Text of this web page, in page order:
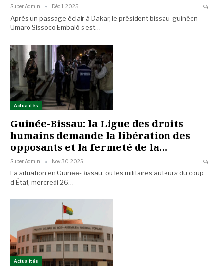
Super Admin Déc 1, 2025
Après un passage éclair à Dakar, le président bissau-guinéen
Umaro Sissoco Embaló s’est…
Actualités
Guinée-Bissau: la Ligue des droits
humains demande la libération des
opposants et la fermeté de la…
Super Admin Nov 30, 2025
La situation en Guinée-Bissau, où les militaires auteurs du coup
d'État, mercredi 26…
Actualités